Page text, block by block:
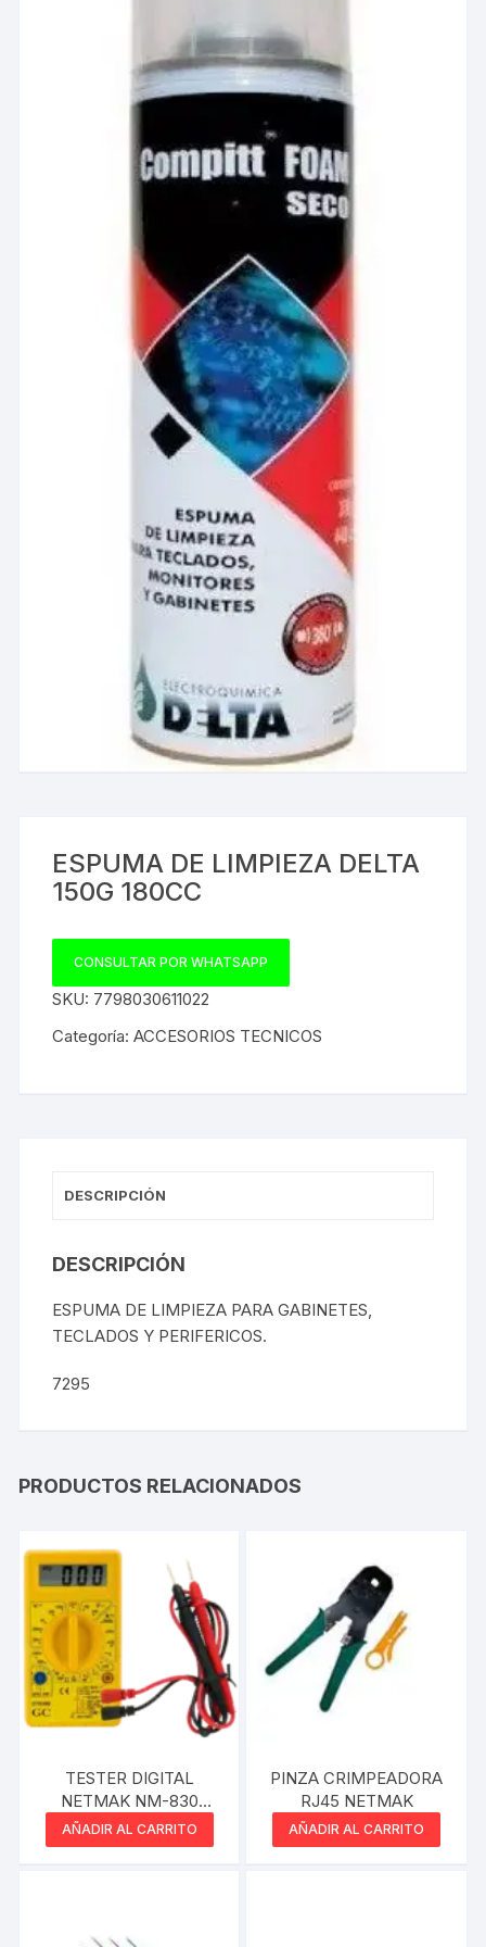
ESPUMA DE LIMPIEZA DELTA
150G 180CC
CONSULTAR POR WHATSAPP
SKU: 7798030611022
Categoría:ACCESORIOS TECNICOS
DESCRIPCIÓN
DESCRIPCIÓN
ESPUMA DE LIMPIEZA PARA GABINETES,
TECLADOS Y PERIFERICOS.
7295
PRODUCTOS RELACIONADOS
TESTER DIGITAL
NETMAK NM-830
CCON BUZZER Y
CABLE
AÑADIR AL CARRITO
PINZA CRIMPEADORA
RJ45 NETMAK
AÑADIR AL CARRITO